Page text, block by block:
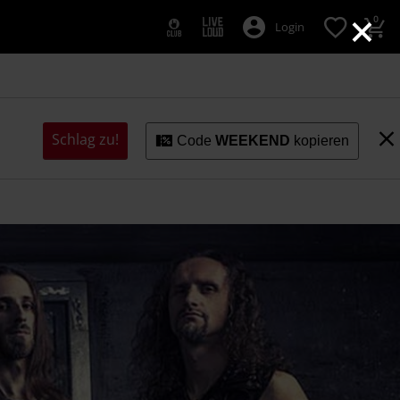
×
Login 0
Schlag zu! CodeWEEKEND kopieren